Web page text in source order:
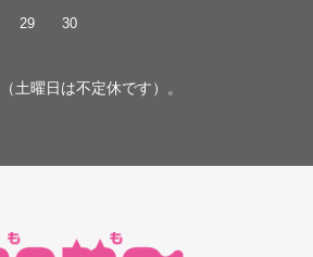
29 30
土曜日は不定休です）。